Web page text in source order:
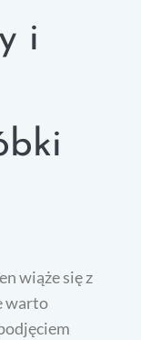
i
wiąże się z
warto